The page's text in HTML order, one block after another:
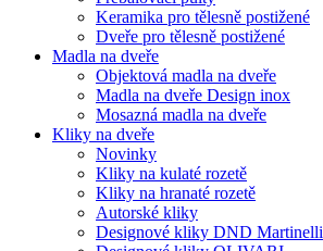
Keramika pro tělesně postižené
Dveře pro tělesně postižené
Madla na dveře
Objektová madla na dveře
Madla na dveře Design inox
Mosazná madla na dveře
Kliky na dveře
Novinky
Kliky na kulaté rozetě
Kliky na hranaté rozetě
Autorské kliky
Designové kliky DND Martinelli